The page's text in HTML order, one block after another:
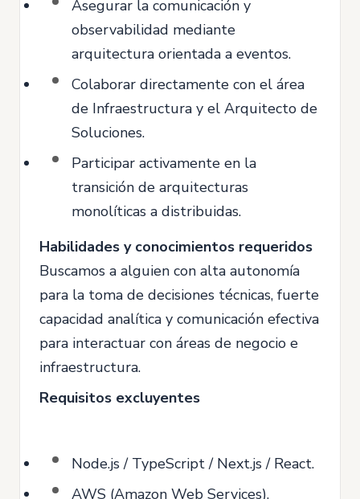
Asegurar la comunicación y
observabilidad mediante
arquitectura orientada a eventos.
Colaborar directamente con el área
de Infraestructura y el Arquitecto de
Soluciones.
Participar activamente en la
transición de arquitecturas
monolíticas a distribuidas.
Habilidades y conocimientos requeridos
Buscamos a alguien con alta autonomía
para la toma de decisiones técnicas, fuerte
capacidad analítica y comunicación efectiva
para interactuar con áreas de negocio e
infraestructura.
Requisitos excluyentes
Node.js / TypeScript / Next.js / React.
AWS (Amazon Web Services).